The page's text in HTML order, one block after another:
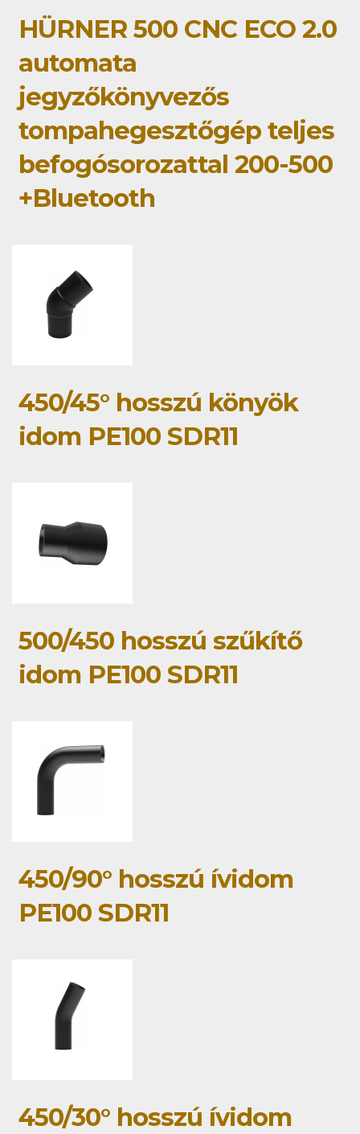
HÜRNER 500 CNC ECO 2.0
automata
jegyzőkönyvezős
tompahegesztőgép teljes
befogósorozattal 200-500
+Bluetooth
450/45° hosszú könyök
idom PE100 SDR11
500/450 hosszú szűkítő
idom PE100 SDR11
450/90° hosszú ívidom
PE100 SDR11
450/30° hosszú ívidom